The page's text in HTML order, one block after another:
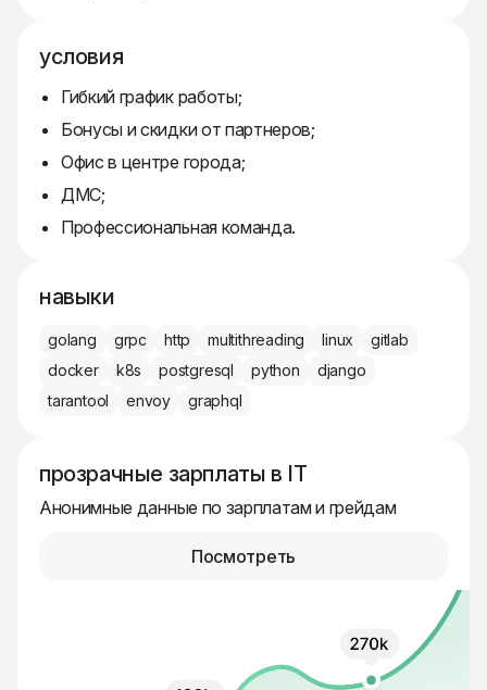
условия
Гибкий график работы;
Бонусы и скидки от партнеров;
Офис в центре города;
ДМС;
Профессиональная команда.
навыки
golang grpc http multithreading linux
gitlab
docker
k8s postgresql python
django
tarantool
envoy graphql
прозрачные зарплаты в IT
Анонимные данные по зарплатам и грейдам
Посмотреть